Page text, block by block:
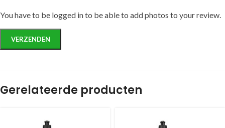
You have to be logged in to be able to add photos to your review.
Gerelateerde producten